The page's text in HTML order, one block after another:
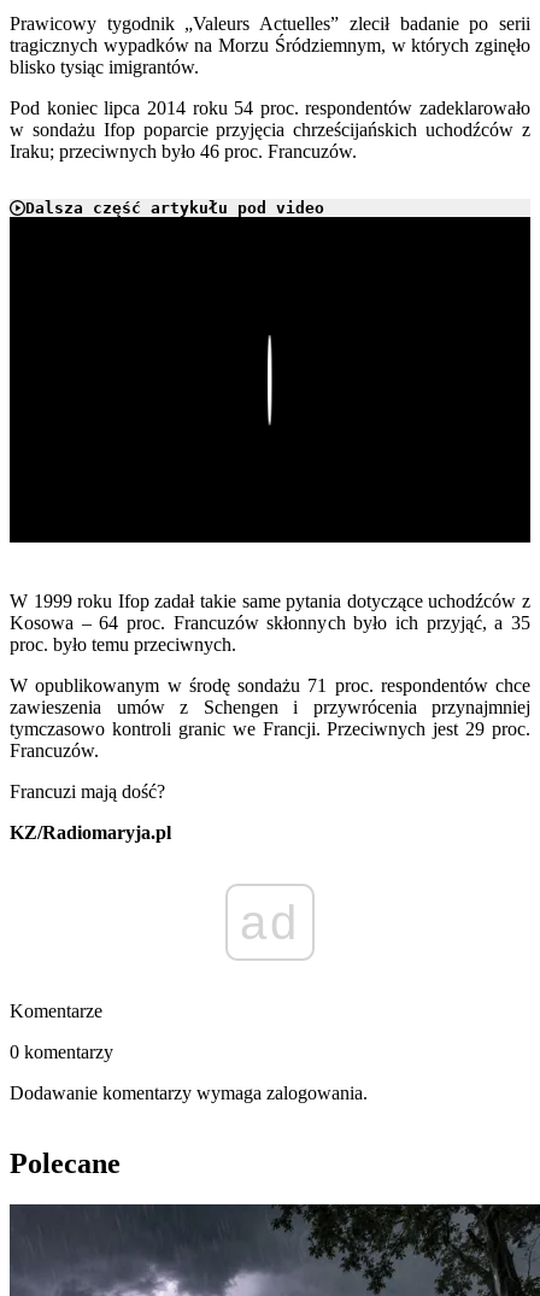
Prawicowy tygodnik „Valeurs Actuelles” zlecił badanie po serii
tragicznych wypadków na Morzu Śródziemnym, w których zginęło
blisko tysiąc imigrantów.
Pod koniec lipca 2014 roku 54 proc. respondentów zadeklarowało
w sondażu Ifop poparcie przyjęcia chrześcijańskich uchodźców z
Iraku; przeciwnych było 46 proc. Francuzów.
Dalsza część artykułu pod video
W 1999 roku Ifop zadał takie same pytania dotyczące uchodźców z
Kosowa – 64 proc. Francuzów skłonnych było ich przyjąć, a 35
proc. było temu przeciwnych.
W opublikowanym w środę sondażu 71 proc. respondentów chce
zawieszenia umów z Schengen i przywrócenia przynajmniej
tymczasowo kontroli granic we Francji. Przeciwnych jest 29 proc.
Francuzów.
Francuzi mają dość?
KZ/Radiomaryja.pl
ad
Komentarze
0 komentarzy
Dodawanie komentarzy wymaga zalogowania.
Polecane